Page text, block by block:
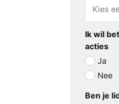
Ik wil
acties
Ja
Nee
Ben je